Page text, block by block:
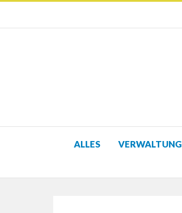
ALLES VERWALTUNG